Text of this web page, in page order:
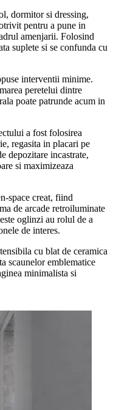
dormitor si dressing,
pentru a pune in
amenjarii. Folosind
suplete si se confunda cu
interventii minime.
peretelui dintre
poate patrunde acum in
a fost folosirea
regasita in placari pe
depozitare incastrate,
si maximizeaza
space creat, fiind
de arcade retroiluminate
oglinzi au rolul de a
de interes.
cu blat de ceramica
scaunelor emblematice
minimalista si